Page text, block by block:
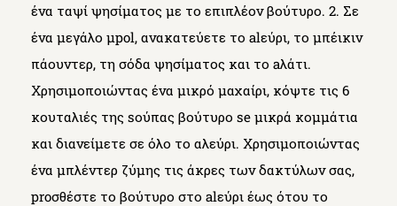
ένα ταψί ψησίματος με το επιπλέον βούτυρο. 2. Σε
ένα μεγάλο μpol, ανακατεύετε το alεύρι, το μπέικιν
πάουντερ, τη σόδα ψησίματος και το aλάτι.
Χρησιμοποιώντας ένα μικρό μαχαίρι, κόψτε τις 6
κουταλιές της sούπας βούτυρο se μικρά κομμάτια
και διανείμετε σε όλο το αλεύρι. Χρησιμοποιώντας
ένα μπλέντερ ζύμης τις άκρες των δακτύλων σας,
proσθέστε το βούτυρο στο alεύρι έως ότου το